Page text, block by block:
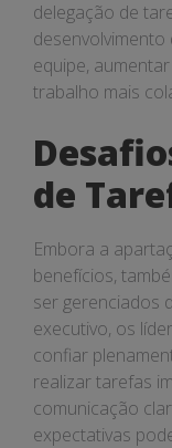
delegação de
equipe,
trabalho mais
de
Embora a
benefícios,
ser gerenciados
executivo, os
confiar
realizar tarefas
comunicação
expectativas